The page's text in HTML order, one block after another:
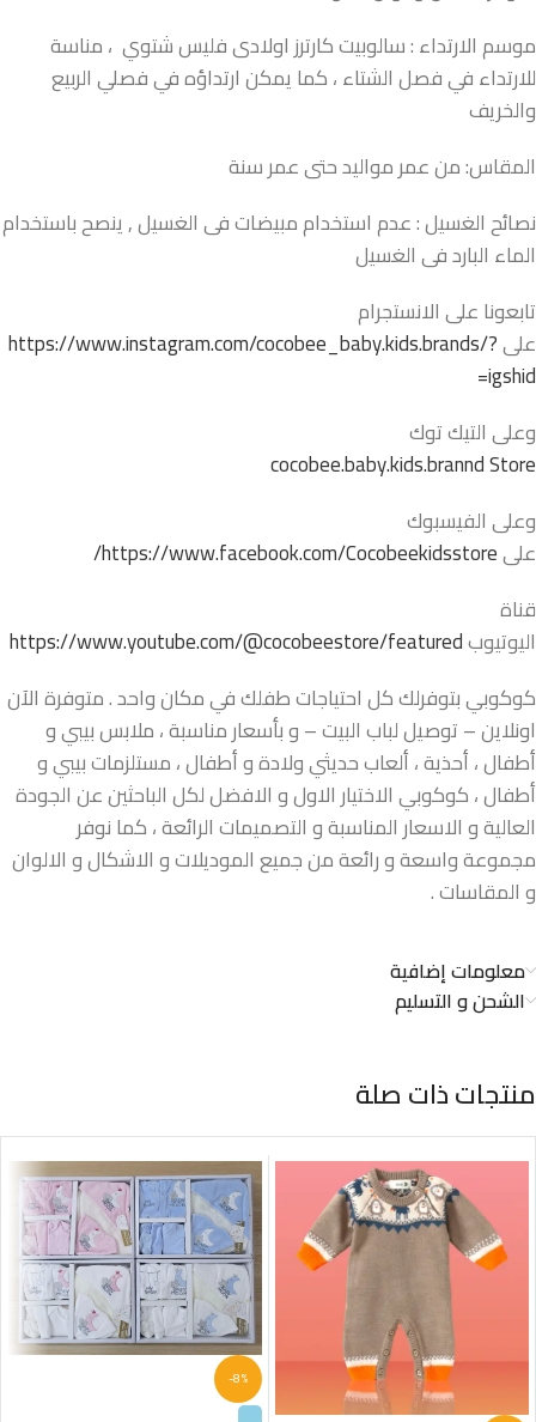
موسم الارتداء : سالوبيت كارترز اولادى فليس شتوي ، مناسة
للارتداء في فصل الشتاء ، كما يمكن ارتداؤه في فصلي الربيع
والخريف
المقاس: من عمر مواليد حتى عمر سنة
نصائح الغسيل : عدم استخدام مبيضات فى الغسيل , ينصح باستخدام
الماء البارد فى الغسيل
تابعونا على الانستجرام
علىhttps://www.instagram.com/cocobee_baby.kids.brands/?
igshid=
وعلى التيك توك
cocobee.baby.kids.brannd Store
وعلى الفيسبوك
علىhttps://www.facebook.com/Cocobeekidsstore/
قناة
اليوتيوبhttps://www.youtube.com/@cocobeestore/featured
كوكوبي بتوفرلك كل احتياجات طفلك في مكان واحد . متوفرة الآن
اونلاين – توصيل لباب البيت – و بأسعار مناسبة ، ملابس بيبي و
أطفال ، أحذية ، ألعاب حديثي ولادة و أطفال ، مستلزمات بيبي و
أطفال ، كوكوبي الاختيار الاول و الافضل لكل الباحثين عن الجودة
العالية و الاسعار المناسبة و التصميمات الرائعة ، كما نوفر
مجموعة واسعة و رائعة من جميع الموديلات و الاشكال و الالوان
و المقاسات .
معلومات إضافية
الشحن و التسليم
منتجات ذات صلة
-8%